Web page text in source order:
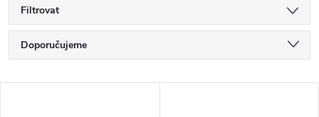
Filtrovat
Ř
a
Doporučujeme